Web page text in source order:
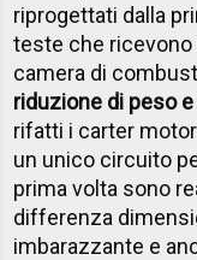
riprogettati dalla
teste che ricevono
camera di
riduzione di peso
rifatti i carter
un unico circuito
prima volta sono
differenza
imbarazzante e